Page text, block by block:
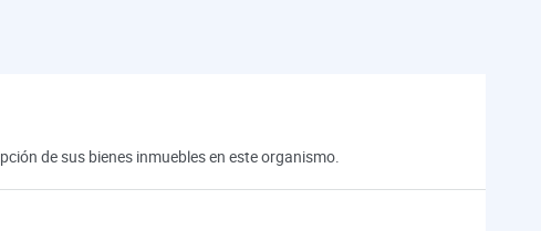
de sus bienes inmuebles en este organismo.